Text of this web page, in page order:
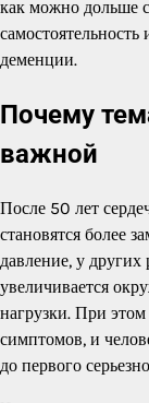
как можно дольше
деменции.
Почему
важной
После 50 лет
становятся более
давление, у других
увеличивается
нагрузки. При
симптомов, и
до первого